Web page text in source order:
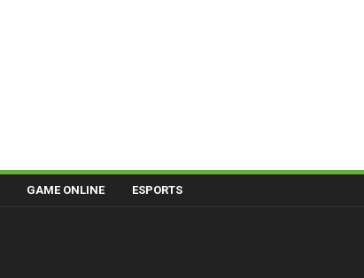
GAME ONLINE ESPORTS